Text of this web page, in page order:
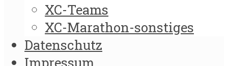
XC-Teams
XC-Marathon-sonstiges
Datenschutz
Impressum